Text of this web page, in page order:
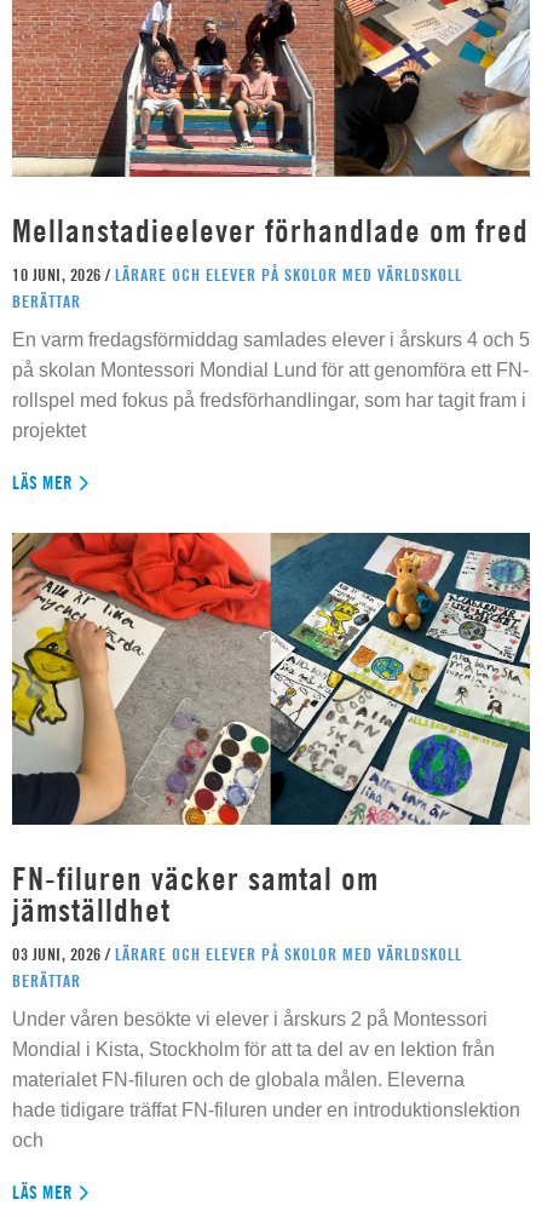
Mellanstadieelever förhandlade om fred
10 JUNI, 2026 / LÄRARE OCH ELEVER PÅ SKOLOR MED VÄRLDSKOLL
BERÄTTAR
En varm fredagsförmiddag samlades elever i årskurs 4 och 5
på skolan Montessori Mondial Lund för att genomföra ett FN-
rollspel med fokus på fredsförhandlingar, som har tagit fram i
projektet
LÄS MER
FN-filuren väcker samtal om
jämställdhet
03 JUNI, 2026 / LÄRARE OCH ELEVER PÅ SKOLOR MED VÄRLDSKOLL
BERÄTTAR
Under våren besökte vi elever i årskurs 2 på Montessori
Mondial i Kista, Stockholm för att ta del av en lektion från
materialet FN-filuren och de globala målen. Eleverna
hade tidigare träffat FN-filuren under en introduktionslektion
och
LÄS MER